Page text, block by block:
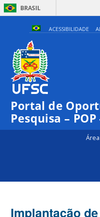
BRASIL
ACESSIBILIDADE
Portal de
Pesquisa –
Implantação